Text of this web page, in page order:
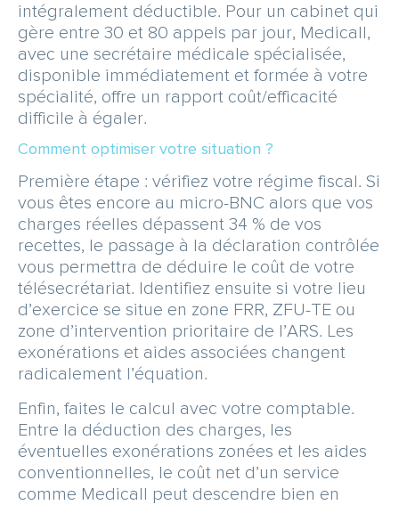
intégralement déductible. Pour un cabinet qui
gère entre 30 et 80 appels par jour, Medicall,
avec une secrétaire médicale spécialisée,
disponible immédiatement et formée à votre
spécialité, offre un rapport coût/efficacité
difficile à égaler.
Comment optimiser votre situation ?
Première étape : vérifiez votre régime fiscal. Si
vous êtes encore au micro-BNC alors que vos
charges réelles dépassent 34 % de vos
recettes, le passage à la déclaration contrôlée
vous permettra de déduire le coût de votre
télésecrétariat. Identifiez ensuite si votre lieu
d’exercice se situe en zone FRR, ZFU-TE ou
zone d’intervention prioritaire de l’ARS. Les
exonérations et aides associées changent
radicalement l’équation.
Enfin, faites le calcul avec votre comptable.
Entre la déduction des charges, les
éventuelles exonérations zonées et les aides
conventionnelles, le coût net d’un service
comme Medicall peut descendre bien en